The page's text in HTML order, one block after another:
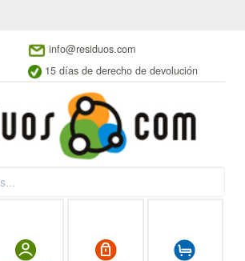
info@residuos.com
15 días de derecho de devolución